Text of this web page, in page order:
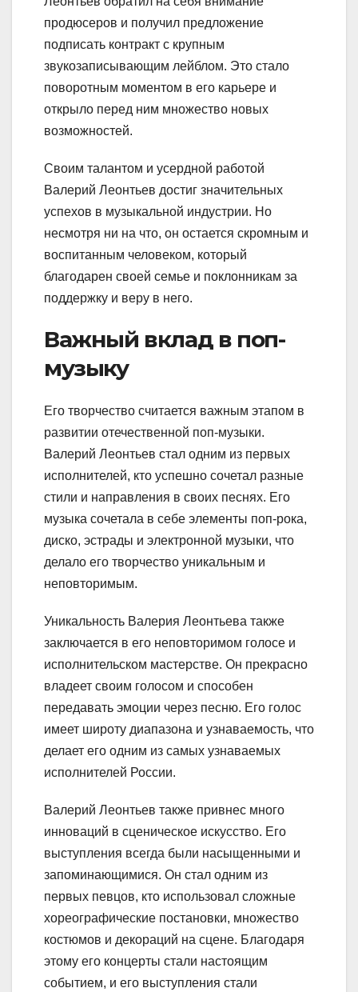
продюсеров и получил предложение
подписать контракт с крупным
звукозаписывающим лейблом. Это стало
поворотным моментом в его карьере и
открыло перед ним множество новых
возможностей.
Своим талантом и усердной работой
Валерий Леонтьев достиг значительных
успехов в музыкальной индустрии. Но
несмотря ни на что, он остается скромным и
воспитанным человеком, который
благодарен своей семье и поклонникам за
поддержку и веру в него.
Важный вклад в поп-
музыку
Его творчество считается важным этапом в
развитии отечественной поп-музыки.
Валерий Леонтьев стал одним из первых
исполнителей, кто успешно сочетал разные
стили и направления в своих песнях. Его
музыка сочетала в себе элементы поп-рока,
диско, эстрады и электронной музыки, что
делало его творчество уникальным и
неповторимым.
Уникальность Валерия Леонтьева также
заключается в его неповторимом голосе и
исполнительском мастерстве. Он прекрасно
владеет своим голосом и способен
передавать эмоции через песню. Его голос
имеет широту диапазона и узнаваемость, что
делает его одним из самых узнаваемых
исполнителей России.
Валерий Леонтьев также привнес много
инноваций в сценическое искусство. Его
выступления всегда были насыщенными и
запоминающимися. Он стал одним из
первых певцов, кто использовал сложные
хореографические постановки, множество
костюмов и декораций на сцене. Благодаря
этому его концерты стали настоящим
событием, и его выступления стали